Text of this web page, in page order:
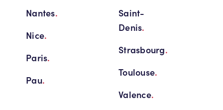
Nantes.
Nice.
Paris.
Pau.
Saint-
Denis.
Strasbourg.
Toulouse.
Valence.